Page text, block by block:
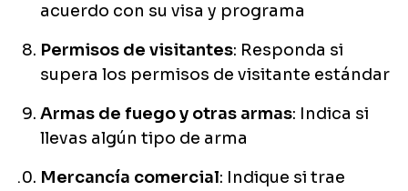
acuerdo con su visa y programa
Permisos de visitantes: Responda si
supera los permisos de visitante estándar
Armas de fuego y otras armas: Indica si
llevas algún tipo de arma
Mercancía comercial: Indique si trae